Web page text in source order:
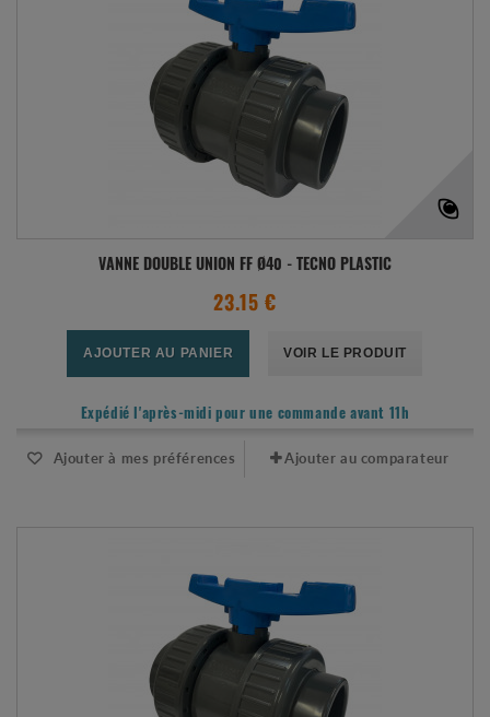
VANNE DOUBLE UNION FF Ø40 - TECNO PLASTIC
23.15 €
AJOUTER AU PANIER VOIR LE PRODUIT
Expédié l'après-midi pour une commande avant 11h
Ajouter à mes préférences Ajouter au comparateur